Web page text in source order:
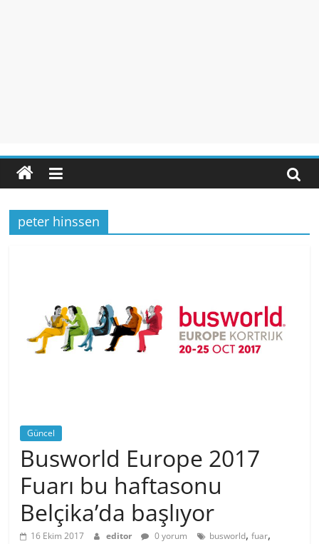
peter hinssen
Güncel
Busworld Europe 2017
Fuarı bu haftasonu
Belçika’da başlıyor
16 Ekim 2017 editor 0 yorum busworld,fuar,